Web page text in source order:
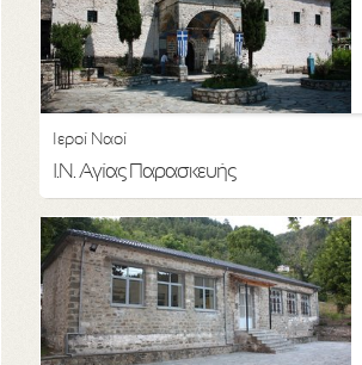
Ιεροί Ναοί
Ι.Ν. Αγίας Παρασκευής